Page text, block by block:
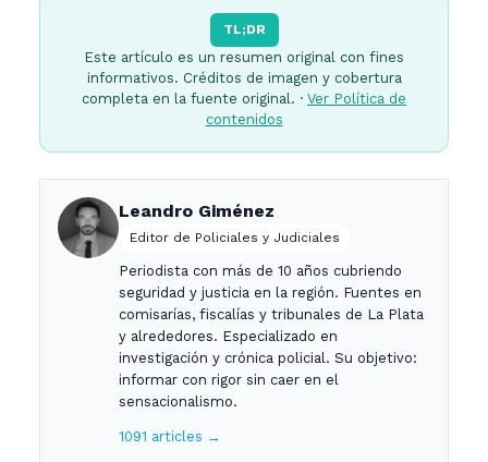
TL;DR
Este artículo es un resumen original con fines
informativos. Créditos de imagen y cobertura
completa en la fuente original. · Ver Política de
contenidos
Leandro Giménez
Editor de Policiales y Judiciales
Periodista con más de 10 años cubriendo
seguridad y justicia en la región. Fuentes en
comisarías, fiscalías y tribunales de La Plata
y alrededores. Especializado en
investigación y crónica policial. Su objetivo:
informar con rigor sin caer en el
sensacionalismo.
1091 articles →